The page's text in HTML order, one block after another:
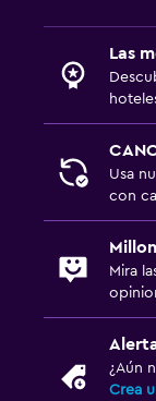
Las
Usa
con
Mira
¿Aún
Crea